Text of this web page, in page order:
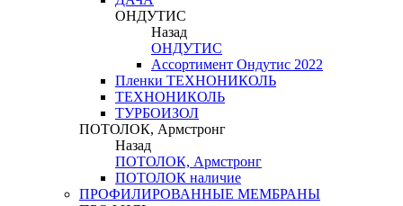
ОНДУТИС
Назад
ОНДУТИС
Ассортимент Ондутис 2022
Пленки ТЕХНОНИКОЛЬ
ТЕХНОНИКОЛЬ
ТУРБОИЗОЛ
ПОТОЛОК, Армстронг
Назад
ПОТОЛОК, Армстронг
ПОТОЛОК наличие
ПРОФИЛИРОВАННЫЕ МЕМБРАНЫ